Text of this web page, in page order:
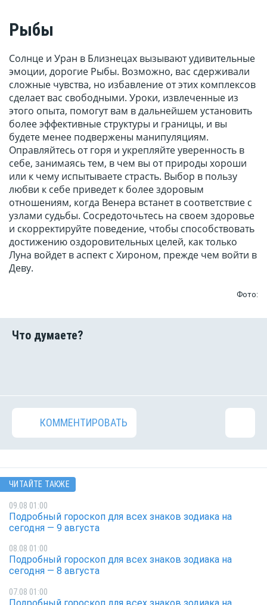
Рыбы
Солнце и Уран в Близнецах вызывают удивительные
эмоции, дорогие Рыбы. Возможно, вас сдерживали
сложные чувства, но избавление от этих комплексов
сделает вас свободными. Уроки, извлеченные из
этого опыта, помогут вам в дальнейшем установить
более эффективные структуры и границы, и вы
будете менее подвержены манипуляциям.
Оправляйтесь от горя и укрепляйте уверенность в
себе, занимаясь тем, в чем вы от природы хороши
или к чему испытываете страсть. Выбор в пользу
любви к себе приведет к более здоровым
отношениям, когда Венера встанет в соответствие с
узлами судьбы. Сосредоточьтесь на своем здоровье
и скорректируйте поведение, чтобы способствовать
достижению оздоровительных целей, как только
Луна войдет в аспект с Хироном, прежде чем войти в
Деву.
Фото:
КОММЕНТИРОВАТЬ
ЧИТАЙТЕ ТАКЖЕ
09.08 01:00
Подробный гороскоп для всех знаков зодиака на
сегодня — 9 августа
08.08 01:00
Подробный гороскоп для всех знаков зодиака на
сегодня — 8 августа
07.08 01:00